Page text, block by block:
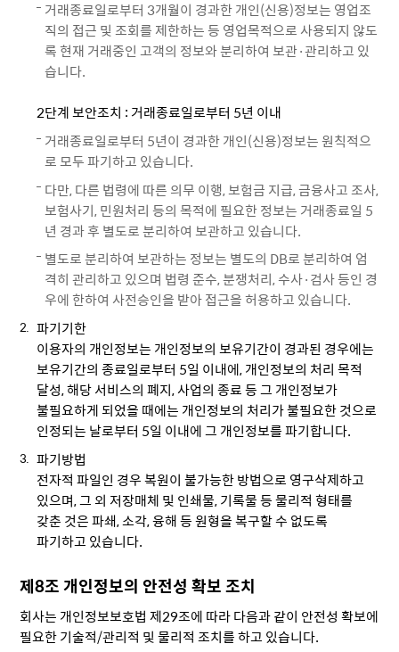
거래종료일로부터 3개월이 경과한 개인(신용)정보는 영업조
직의 접근 및 조회를 제한하는 등 영업목적으로 사용되지 않도
록 현재 거래중인 고객의 정보와 분리하여 보관·관리하고 있
습니다.
2단계 보안조치 : 거래종료일로부터 5년 이내
거래종료일로부터 5년이 경과한 개인(신용)정보는 원칙적으
로 모두 파기하고 있습니다.
다만, 다른 법령에 따른 의무 이행, 보험금 지급, 금융사고 조사,
보험사기, 민원처리 등의 목적에 필요한 정보는 거래종료일 5
년 경과 후 별도로 분리하여 보관하고 있습니다.
별도로 분리하여 보관하는 정보는 별도의 DB로 분리하여 엄
격히 관리하고 있으며 법령 준수, 분쟁처리, 수사·검사 등인 경
우에 한하여 사전승인을 받아 접근을 허용하고 있습니다.
파기기한
이용자의 개인정보는 개인정보의 보유기간이 경과된 경우에는
보유기간의 종료일로부터 5일 이내에, 개인정보의 처리 목적
달성, 해당 서비스의 폐지, 사업의 종료 등 그 개인정보가
불필요하게 되었을 때에는 개인정보의 처리가 불필요한 것으로
인정되는 날로부터 5일 이내에 그 개인정보를 파기합니다.
파기방법
전자적 파일인 경우 복원이 불가능한 방법으로 영구삭제하고
있으며, 그 외 저장매체 및 인쇄물, 기록물 등 물리적 형태를
갖춘 것은 파쇄, 소각, 융해 등 원형을 복구할 수 없도록
파기하고 있습니다.
제8조 개인정보의 안전성 확보 조치
회사는 개인정보보호법 제29조에 따라 다음과 같이 안전성 확보에
필요한 기술적/관리적 및 물리적 조치를 하고 있습니다.